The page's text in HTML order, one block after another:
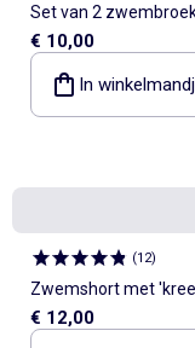
Set van 2
€ 10,00
In
(12)
Zwemshort met
borduursels
€ 12,00